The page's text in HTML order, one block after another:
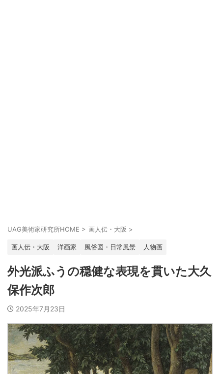
UAG美術家研究所HOME > 画人伝・大阪 >
画人伝・大阪 洋画家 風俗図・日常風景 人物画
外光派ふうの穏健な表現を貫いた大久
保作次郎
2025年7月23日